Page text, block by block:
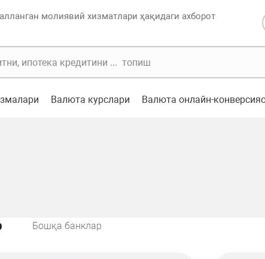
молиявий хизматлари ҳақидаги ахборот
Валюта курслари Валюта онлайн-
Бошқа банклар